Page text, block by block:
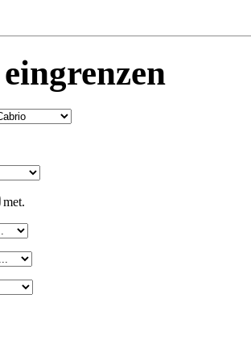
met.